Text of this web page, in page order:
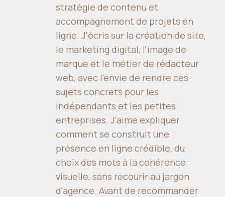
stratégie de contenu et
accompagnement de projets en
ligne. J'écris sur la création de site,
le marketing digital, l'image de
marque et le métier de rédacteur
web, avec l'envie de rendre ces
sujets concrets pour les
indépendants et les petites
entreprises. J'aime expliquer
comment se construit une
présence en ligne crédible, du
choix des mots à la cohérence
visuelle, sans recourir au jargon
d'agence. Avant de recommander